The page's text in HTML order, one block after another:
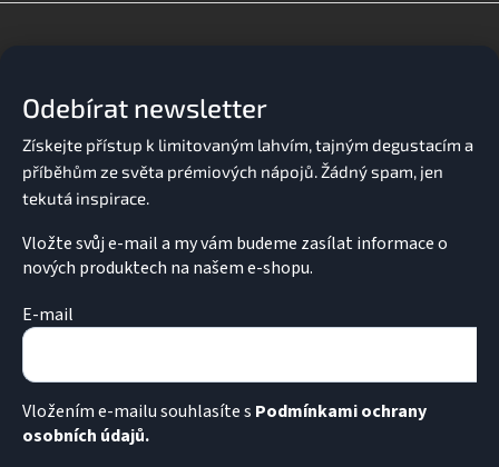
Odebírat newsletter
Vložte svůj e-mail a my vám budeme zasílat informace o
nových produktech na našem e-shopu.
E-mail
Vložením e-mailu souhlasíte s Podmínkami ochrany
osobních údajů.